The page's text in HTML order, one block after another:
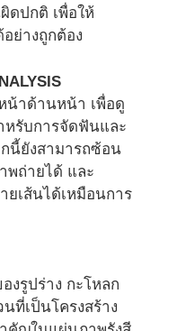
ดปกติ เพื่อให้
ย่างถูกต้อง
น้าด้านหน้า เพื่อดู
หรับการจัดฟันและ
นี้ยังสามารถซ้อน
พถ่ายได้ และ
เส้นได้เหมือนการ
งรูปร่าง กะโหลก
ที่เป็นโครงสร้าง